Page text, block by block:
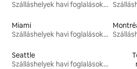
Szálláshelyek havi foglalásokhoz
Miami
Szálláshelyek havi foglalásokhoz
Seattle
Szálláshelyek havi foglalásokhoz